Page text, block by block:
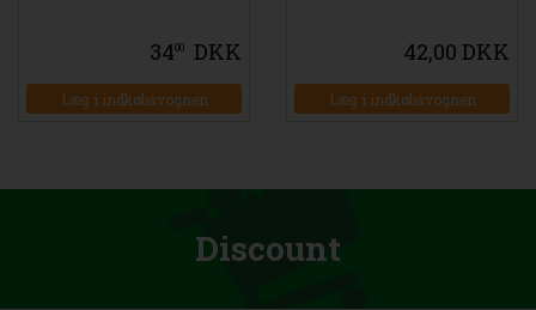
3400 DKK
Læg i indkøbsvognen
42,00 DKK
Læg i indkøbsvognen
Discount